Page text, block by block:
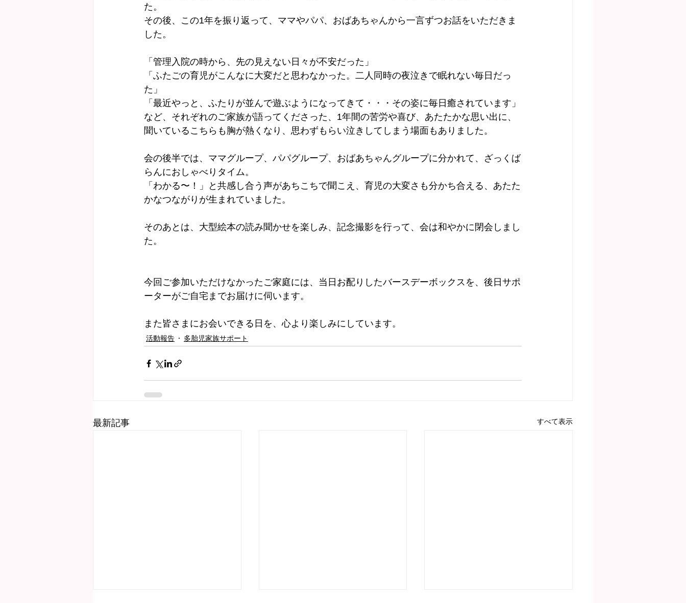
た。
その後、この1年を振り返って、ママやパパ、おばあちゃんから一言ずつお話をいただきま
した。
「管理入院の時から、先の見えない日々が不安だった」
「ふたごの育児がこんなに大変だと思わなかった。二人同時の夜泣きで眠れない毎日だっ
た」
「最近やっと、ふたりが並んで遊ぶようになってきて・・・その姿に毎日癒されています」
など、それぞれのご家族が語ってくださった、1年間の苦労や喜び、あたたかな思い出に、
聞いているこちらも胸が熱くなり、思わずもらい泣きしてしまう場面もありました。
会の後半では、ママグループ、パパグループ、おばあちゃんグループに分かれて、ざっくば
らんにおしゃべりタイム。
「わかる〜！」と共感し合う声があちこちで聞こえ、育児の大変さも分かち合える、あたた
かなつながりが生まれていました。
そのあとは、大型絵本の読み聞かせを楽しみ、記念撮影を行って、会は和やかに閉会しまし
た。
今回ご参加いただけなかったご家庭には、当日お配りしたバースデーボックスを、後日サポ
ーターがご自宅までお届けに伺います。
また皆さまにお会いできる日を、心より楽しみにしています。
活動報告 多胎児家族サポート
最新記事 すべて表示